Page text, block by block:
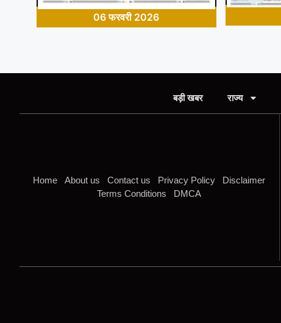
06 फरवरी 2026
बड़ी खबर राज्य
Home About us Contact us Privacy Policy
Disclaimer
Terms Conditions
DMCA